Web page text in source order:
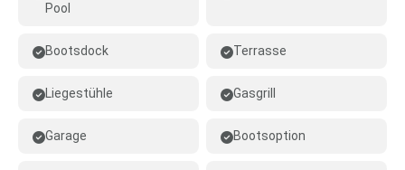
Pool
Bootsdock Terrasse
Liegestühle Gasgrill
Garage Bootsoption